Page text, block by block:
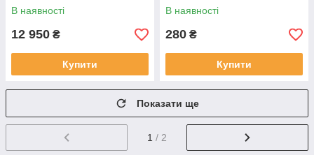
В наявності
12 950 ₴
Купити
В наявності
280 ₴
Купити
Показати ще
1 / 2